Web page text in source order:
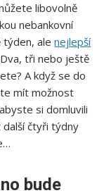
libovolně
nebankovní
týden, alenejlepší
tři nebo ještě
A když se do
mít možnost
si domluvili
další čtyři týdny
bude